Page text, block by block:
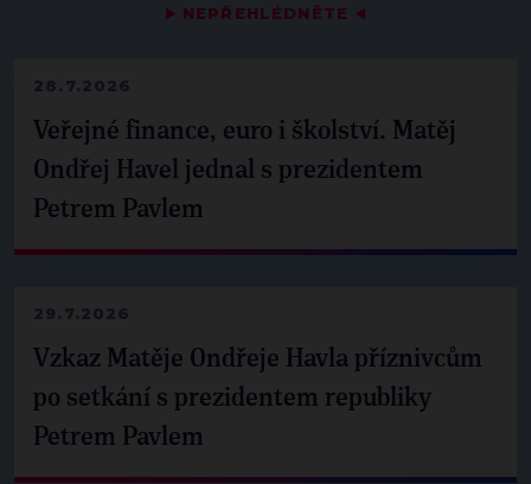
▶ NEPŘEHLÉDNĚTE ◀
28.7.2026
Veřejné finance, euro i školství. Matěj
Ondřej Havel jednal s prezidentem
Petrem Pavlem
29.7.2026
Vzkaz Matěje Ondřeje Havla příznivcům
po setkání s prezidentem republiky
Petrem Pavlem